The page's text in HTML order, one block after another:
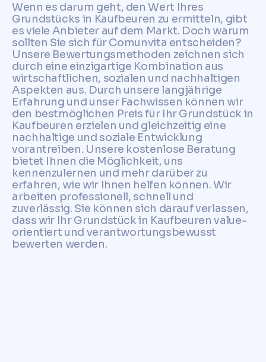
Wenn es darum geht, den Wert Ihres
Grundstücks in Kaufbeuren zu ermitteln, gibt
es viele Anbieter auf dem Markt. Doch warum
sollten Sie sich für Comunvita entscheiden?
Unsere Bewertungsmethoden zeichnen sich
durch eine einzigartige Kombination aus
wirtschaftlichen, sozialen und nachhaltigen
Aspekten aus. Durch unsere langjährige
Erfahrung und unser Fachwissen können wir
den bestmöglichen Preis für Ihr Grundstück in
Kaufbeuren erzielen und gleichzeitig eine
nachhaltige und soziale Entwicklung
vorantreiben. Unsere kostenlose Beratung
bietet Ihnen die Möglichkeit, uns
kennenzulernen und mehr darüber zu
erfahren, wie wir Ihnen helfen können. Wir
arbeiten professionell, schnell und
zuverlässig. Sie können sich darauf verlassen,
dass wir Ihr Grundstück in Kaufbeuren value-
orientiert und verantwortungsbewusst
bewerten werden.